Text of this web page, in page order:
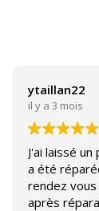
ytaillan22
il y a 3 mois
J'ai laissé
a été
rendez
après